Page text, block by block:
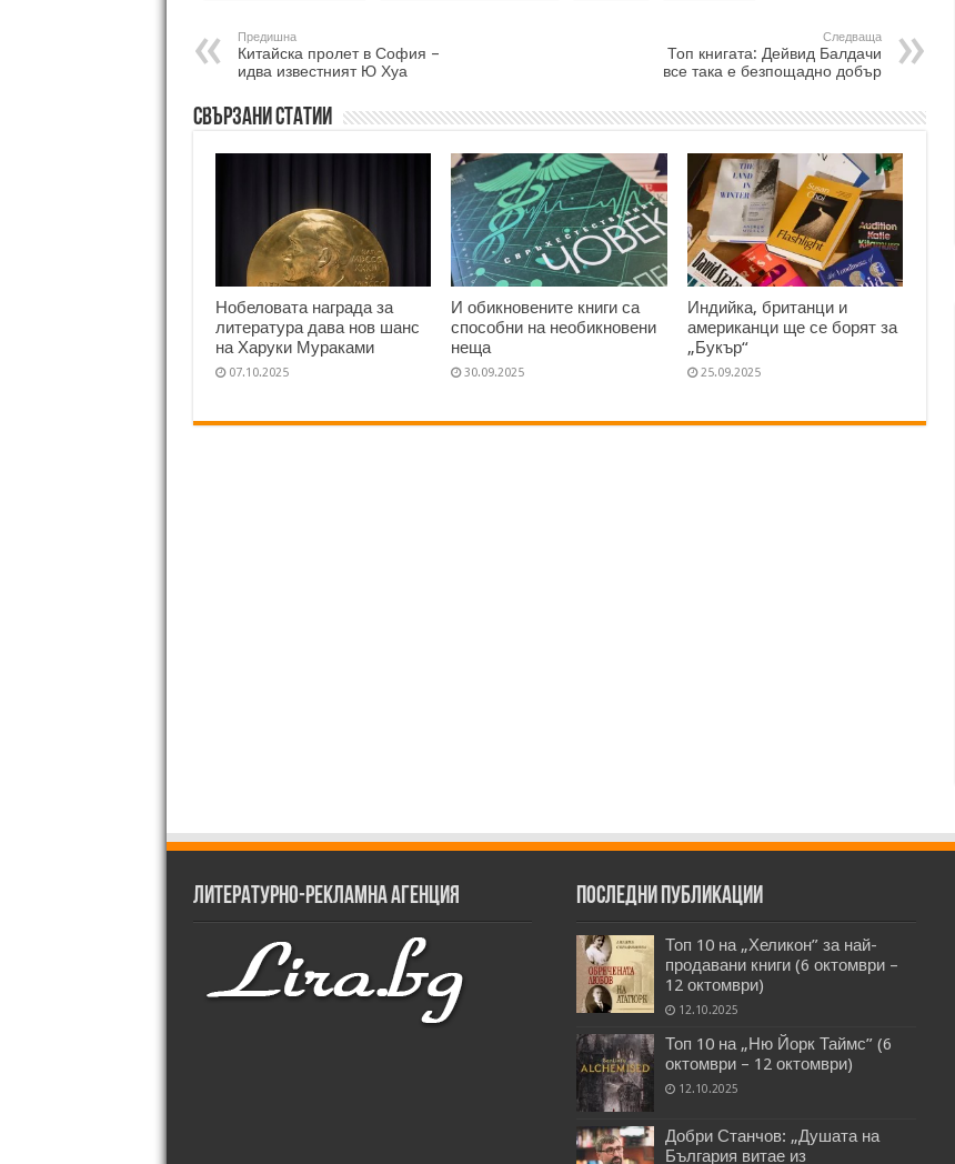
Предишна
Китайска пролет в София –
идва известният Ю Хуа
Следваща
Топ книгата: Дейвид Балдачи
все така е безпощадно добър
Свързани статии
Нобеловата награда за
литература дава нов шанс
на Харуки Мураками
07.10.2025
И обикновените книги са
способни на необикновени
неща
30.09.2025
Индийка, британци и
американци ще се борят за
„Букър“
25.09.2025
Литературно-рекламна агенция Последни публикации
Топ 10 на „Хеликон” за най-
продавани книги (6 октомври –
12 октомври)
12.10.2025
Топ 10 на „Ню Йорк Таймс” (6
октомври – 12 октомври)
12.10.2025
Добри Станчов: „Душата на
България витае из